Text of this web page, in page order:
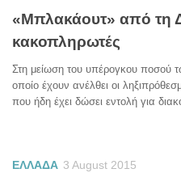
«Μπλακάουτ» από τη
κακοπληρωτές
Στη μείωση του υπέρογκου ποσού
οποίο έχουν ανέλθει οι
που ήδη έχει δώσει εντολή για
ΕΛΛΑΔΑ 3 August 2015